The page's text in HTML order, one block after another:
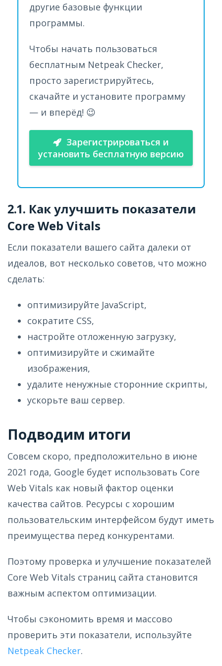
другие базовые функции
программы.
Чтобы начать пользоваться
бесплатным Netpeak Checker,
просто зарегистрируйтесь,
скачайте и установите программу
— и вперёд! 😉
Зарегистрироваться и
установить бесплатную версию
2.1. Как улучшить показатели
Core Web Vitals
Если показатели вашего сайта далеки от
идеалов, вот несколько советов, что можно
сделать:
оптимизируйте JavaScript,
сократите CSS,
настройте отложенную загрузку,
оптимизируйте и сжимайте
изображения,
удалите ненужные сторонние скрипты,
ускорьте ваш сервер.
Подводим итоги
Совсем скоро, предположительно в июне
2021 года, Google будет использовать Core
Web Vitals как новый фактор оценки
качества сайтов. Ресурсы с хорошим
пользовательским интерфейсом будут иметь
преимущества перед конкурентами.
Поэтому проверка и улучшение показателей
Core Web Vitals страниц сайта становится
важным аспектом оптимизации.
Чтобы сэкономить время и массово
проверить эти показатели, используйте
Netpeak Checker.